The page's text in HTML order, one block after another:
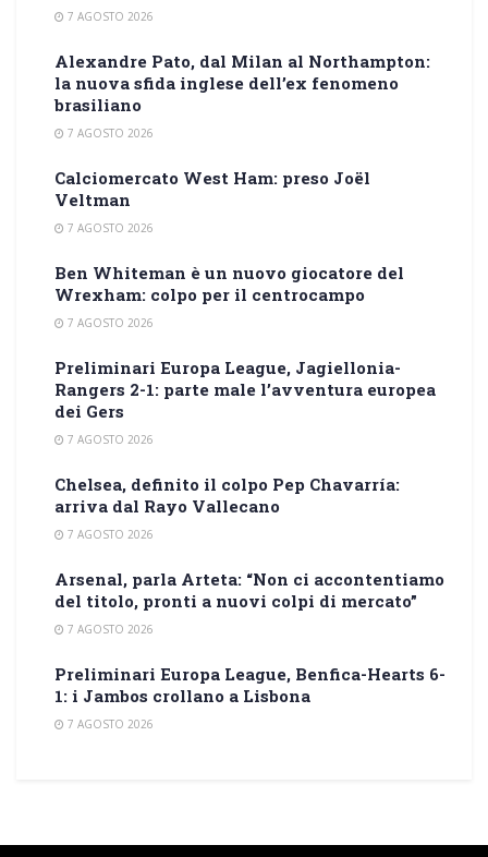
7 AGOSTO 2026
Alexandre Pato, dal Milan al Northampton:
la nuova sfida inglese dell’ex fenomeno
brasiliano
7 AGOSTO 2026
Calciomercato West Ham: preso Joël
Veltman
7 AGOSTO 2026
Ben Whiteman è un nuovo giocatore del
Wrexham: colpo per il centrocampo
7 AGOSTO 2026
Preliminari Europa League, Jagiellonia-
Rangers 2-1: parte male l’avventura europea
dei Gers
7 AGOSTO 2026
Chelsea, definito il colpo Pep Chavarría:
arriva dal Rayo Vallecano
7 AGOSTO 2026
Arsenal, parla Arteta: “Non ci accontentiamo
del titolo, pronti a nuovi colpi di mercato”
7 AGOSTO 2026
Preliminari Europa League, Benfica-Hearts 6-
1: i Jambos crollano a Lisbona
7 AGOSTO 2026